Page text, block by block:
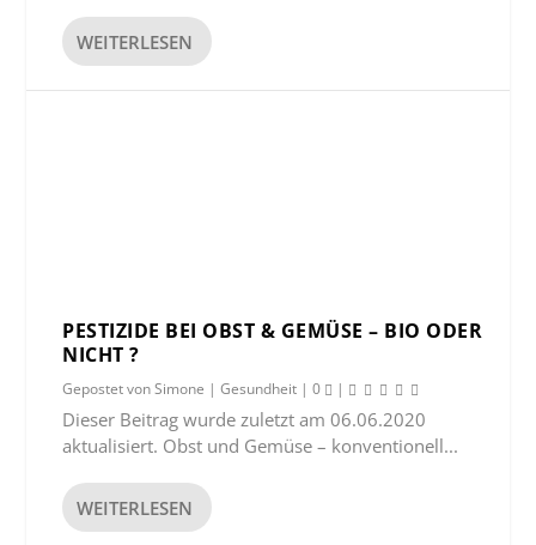
WEITERLESEN
PESTIZIDE BEI OBST & GEMÜSE – BIO ODER
NICHT ?
Gepostet vonSimone |Gesundheit |0 |
Dieser Beitrag wurde zuletzt am 06.06.2020
aktualisiert. Obst und Gemüse – konventionell...
WEITERLESEN